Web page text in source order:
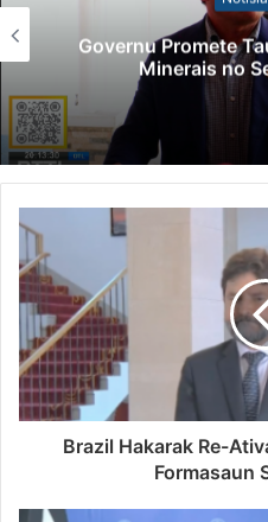
Governu Promete
Minerais no
Brazil Hakarak Re-
Formasaun